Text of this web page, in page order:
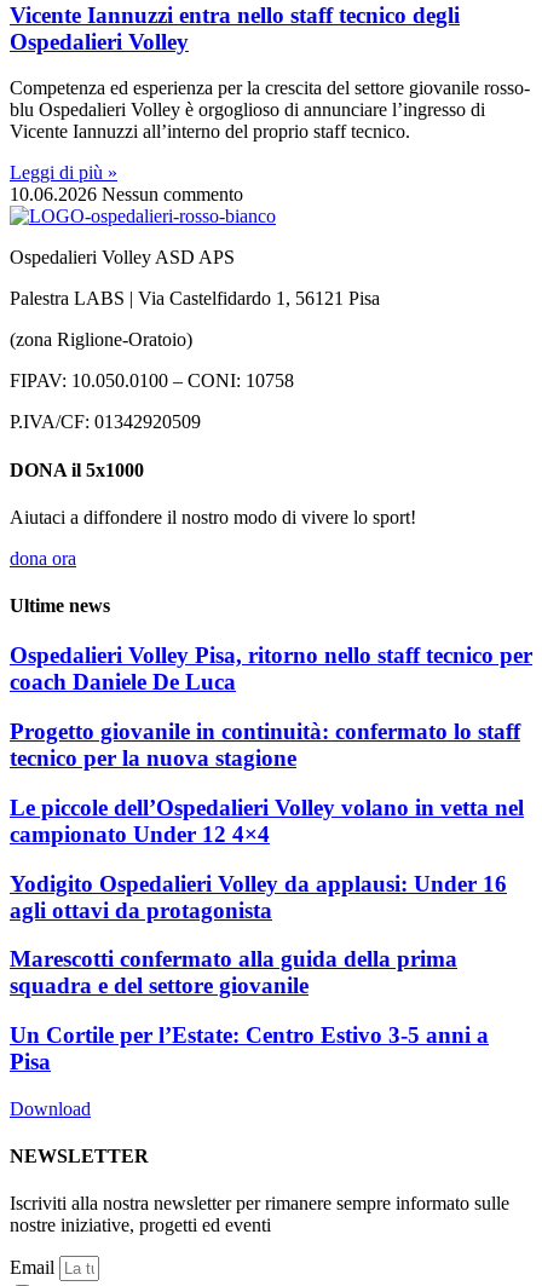
Vicente Iannuzzi entra nello staff tecnico degli
Ospedalieri Volley
Competenza ed esperienza per la crescita del settore giovanile rosso-
blu Ospedalieri Volley è orgoglioso di annunciare l’ingresso di
Vicente Iannuzzi all’interno del proprio staff tecnico.
Leggi di più »
10.06.2026 Nessun commento
Ospedalieri Volley ASD APS
Palestra LABS | Via Castelfidardo 1, 56121 Pisa
(zona Riglione-Oratoio)
FIPAV: 10.050.0100 – CONI: 10758
P.IVA/CF: 01342920509
DONA il 5x1000
Aiutaci a diffondere il nostro modo di vivere lo sport!
dona ora
Ultime news
Ospedalieri Volley Pisa, ritorno nello staff tecnico per
coach Daniele De Luca
Progetto giovanile in continuità: confermato lo staff
tecnico per la nuova stagione
Le piccole dell’Ospedalieri Volley volano in vetta nel
campionato Under 12 4×4
Yodigito Ospedalieri Volley da applausi: Under 16
agli ottavi da protagonista
Marescotti confermato alla guida della prima
squadra e del settore giovanile
Un Cortile per l’Estate: Centro Estivo 3-5 anni a
Pisa
Download
NEWSLETTER
Iscriviti alla nostra newsletter per rimanere sempre informato sulle
nostre iniziative, progetti ed eventi
Email